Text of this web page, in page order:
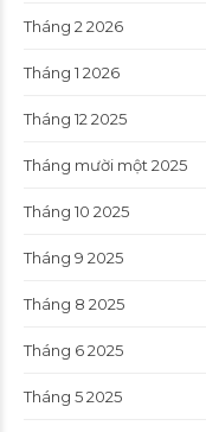
Tháng 2 2026
Tháng 1 2026
Tháng 12 2025
Tháng mười một 2025
Tháng 10 2025
Tháng 9 2025
Tháng 8 2025
Tháng 6 2025
Tháng 5 2025